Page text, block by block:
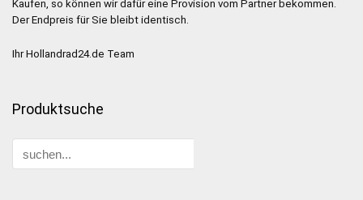
Kaufen, so können wir dafür eine Provision vom Partner bekommen.
Der Endpreis für Sie bleibt identisch.
Ihr Hollandrad24.de Team
Produktsuche